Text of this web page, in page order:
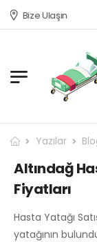
Bize Ulaşın
Yazılar
Altındağ
Fiyatları
Hasta Yatağı
yatağının